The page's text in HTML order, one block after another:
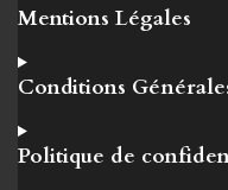
Mentions Légales
Conditions
Politique de